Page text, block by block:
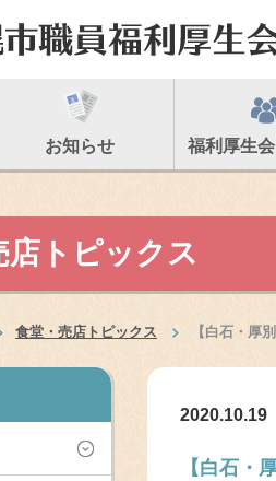
お知らせ 福利厚生
店トピックス
食堂・売店トピックス 【白石・厚
2020.10.19
【白石・